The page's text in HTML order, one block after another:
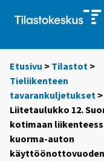
Etusivu > Tilastot >
Tieliikenteen
tavarankuljetukset >
Liitetaulukko 12.
kotimaan
kuorma-auton